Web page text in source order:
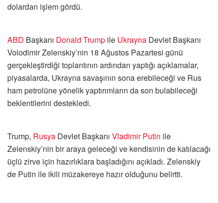
dolardan işlem gördü.
ABD Başkanı Donald Trump ile Ukrayna Devlet Başkanı
Volodimir Zelenskiy’nin 18 Ağustos Pazartesi günü
gerçekleştirdiği toplantının ardından yaptığı açıklamalar,
piyasalarda, Ukrayna savaşının sona erebileceği ve Rus
ham petrolüne yönelik yaptırımların da son bulabileceği
beklentilerini destekledi.
Trump, Rusya Devlet Başkanı Vladimir Putin ile
Zelenskiy’nin bir araya geleceği ve kendisinin de katılacağı
üçlü zirve için hazırlıklara başladığını açıkladı. Zelenskiy
de Putin ile ikili müzakereye hazır olduğunu belirtti.